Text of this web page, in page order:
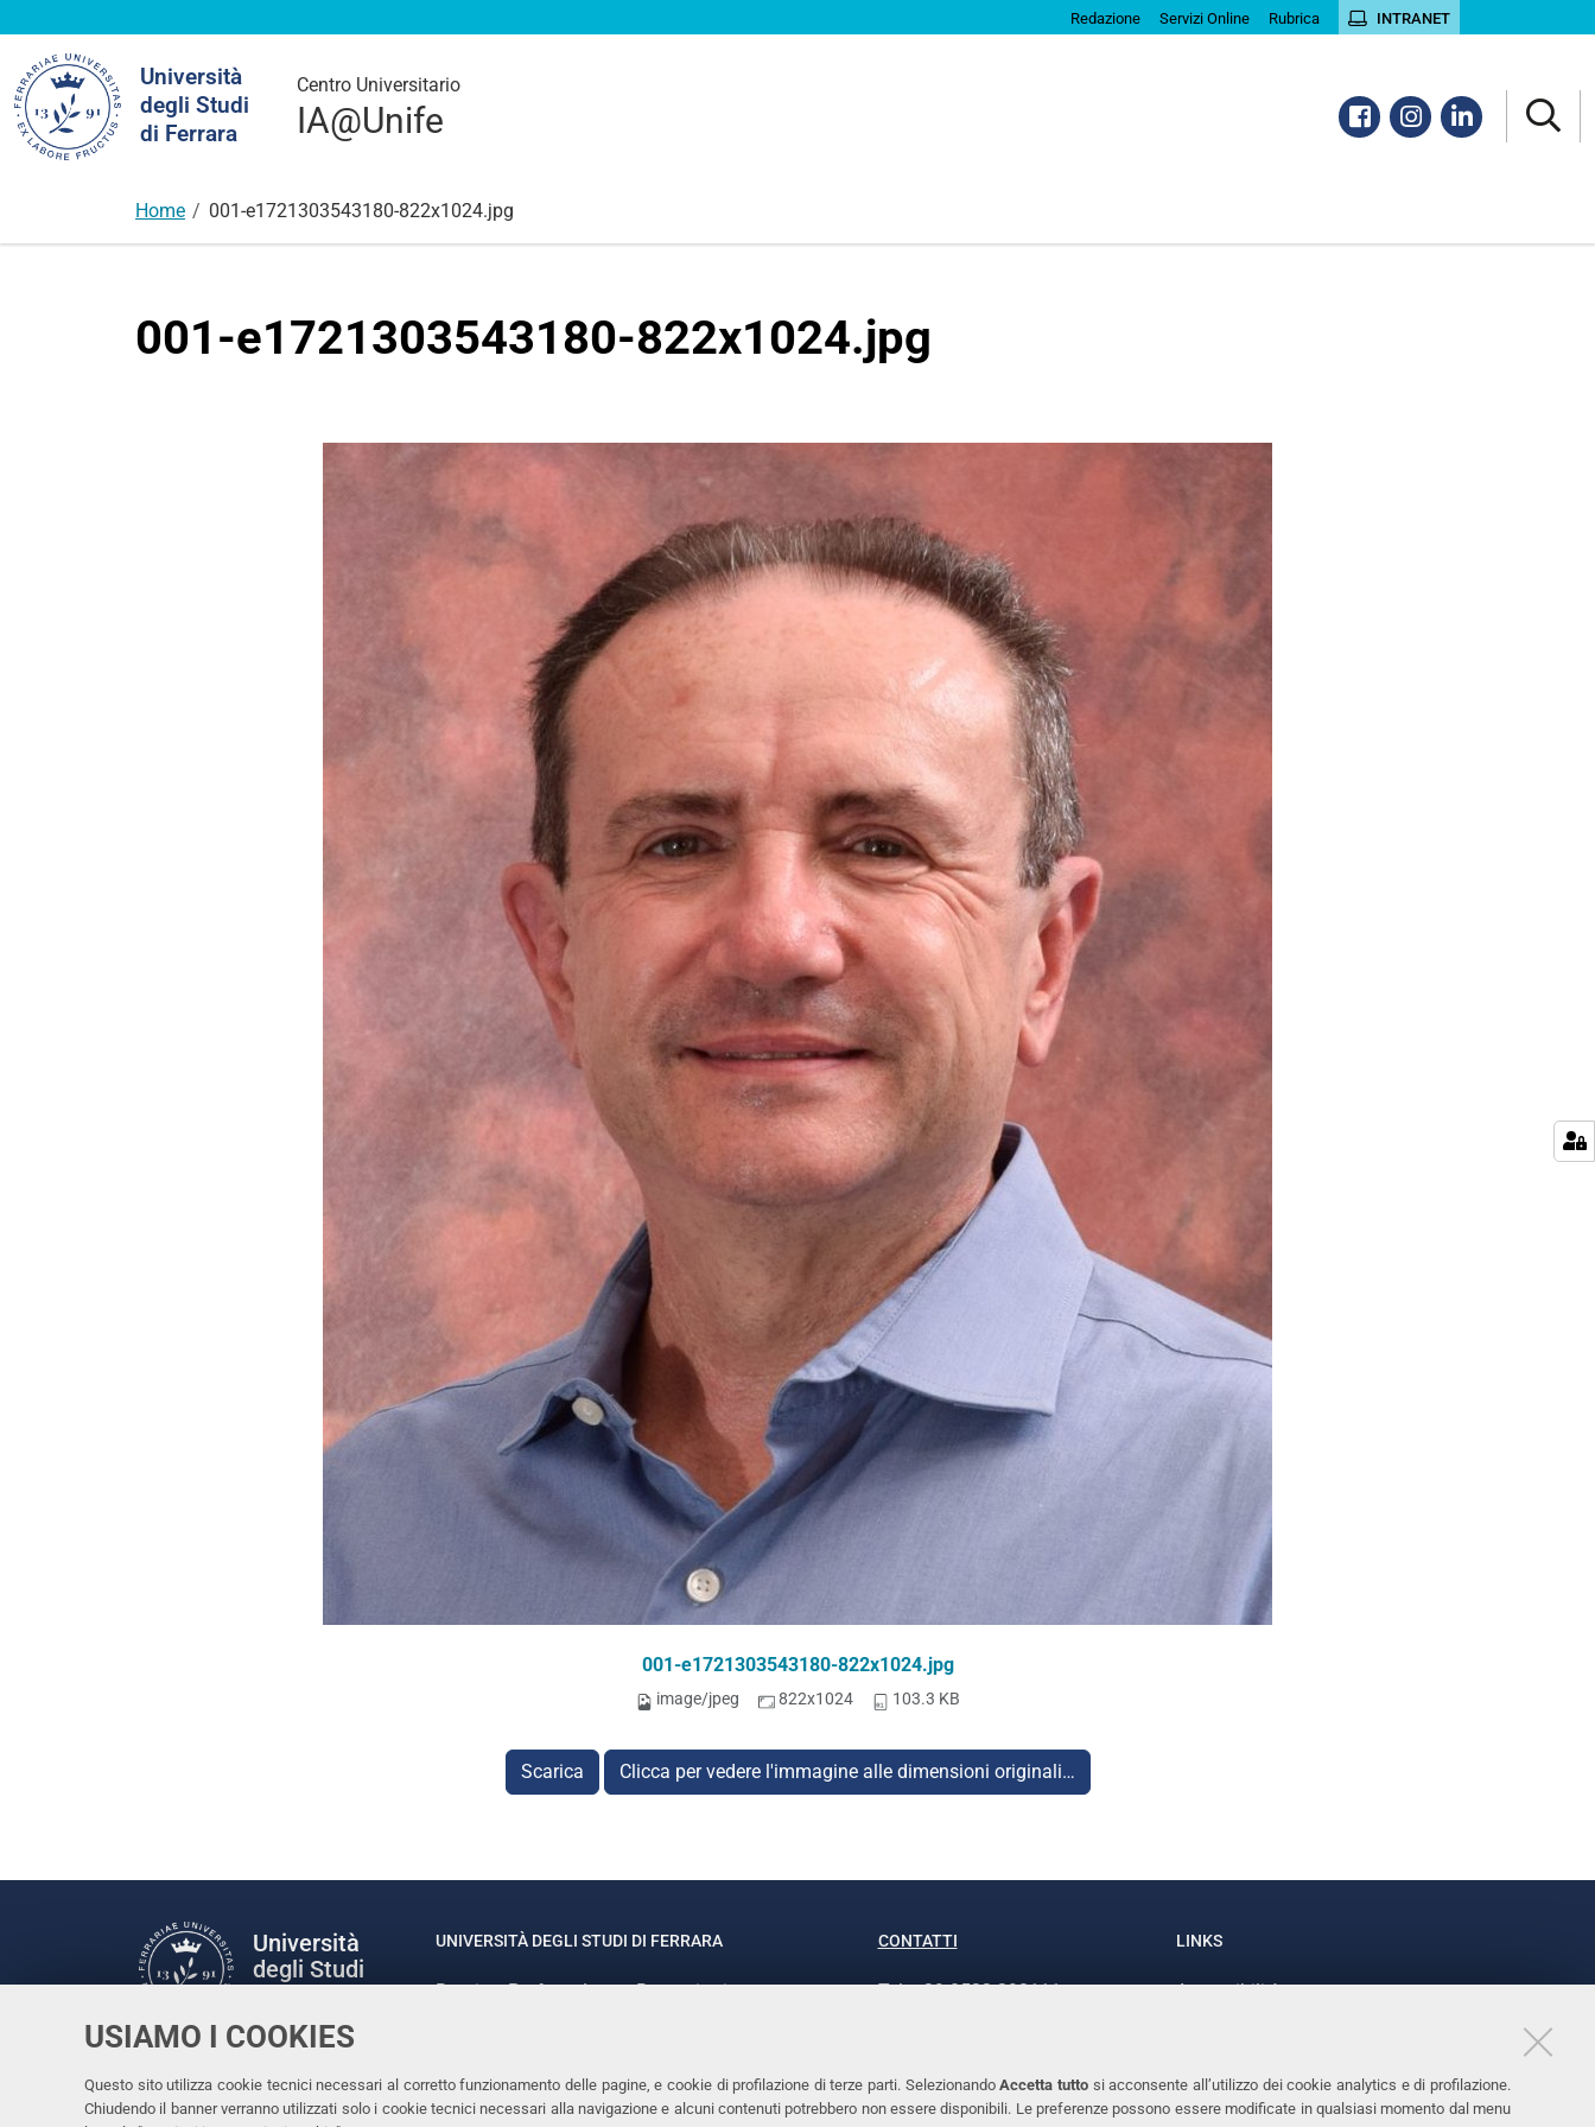
USIAMO I COOKIES
Questo sito utilizza cookie tecnici necessari al corretto funzionamento delle pagine, e cookie di profilazione di terze parti. SelezionandoAccetta tutto si acconsente all’utilizzo dei cookie analytics e di profilazione.
Chiudendo il banner verranno utilizzati solo i cookie tecnici necessari alla navigazione e alcuni contenuti potrebbero non essere disponibili. Le preferenze possono essere modificate in qualsiasi momento dal menu
Redazione Servizi Online Rubrica INTRANET
Università
degli Studi
di Ferrara
Centro Universitario
IA@Unife FacebookInstagram
Linkedin
nel
sito
Home 001-e1721303543180-822x1024.jpg
001-e1721303543180-822x1024.jpg
001-e1721303543180-822x1024.jpg
image/jpeg 822x1024 103.3 KB
Scarica Clicca per vedere l'immagine alle dimensioni originali…
Università
degli Studi
Facebook
LinkedinInstagram
Youtube
UNIVERSITÀ DEGLI STUDI DI FERRARA
Rettrice: Prof.ssa Laura Ramaciotti
CONTATTI
Tel. +39 0532 293111
LINKS
Accessibilità
Cookies